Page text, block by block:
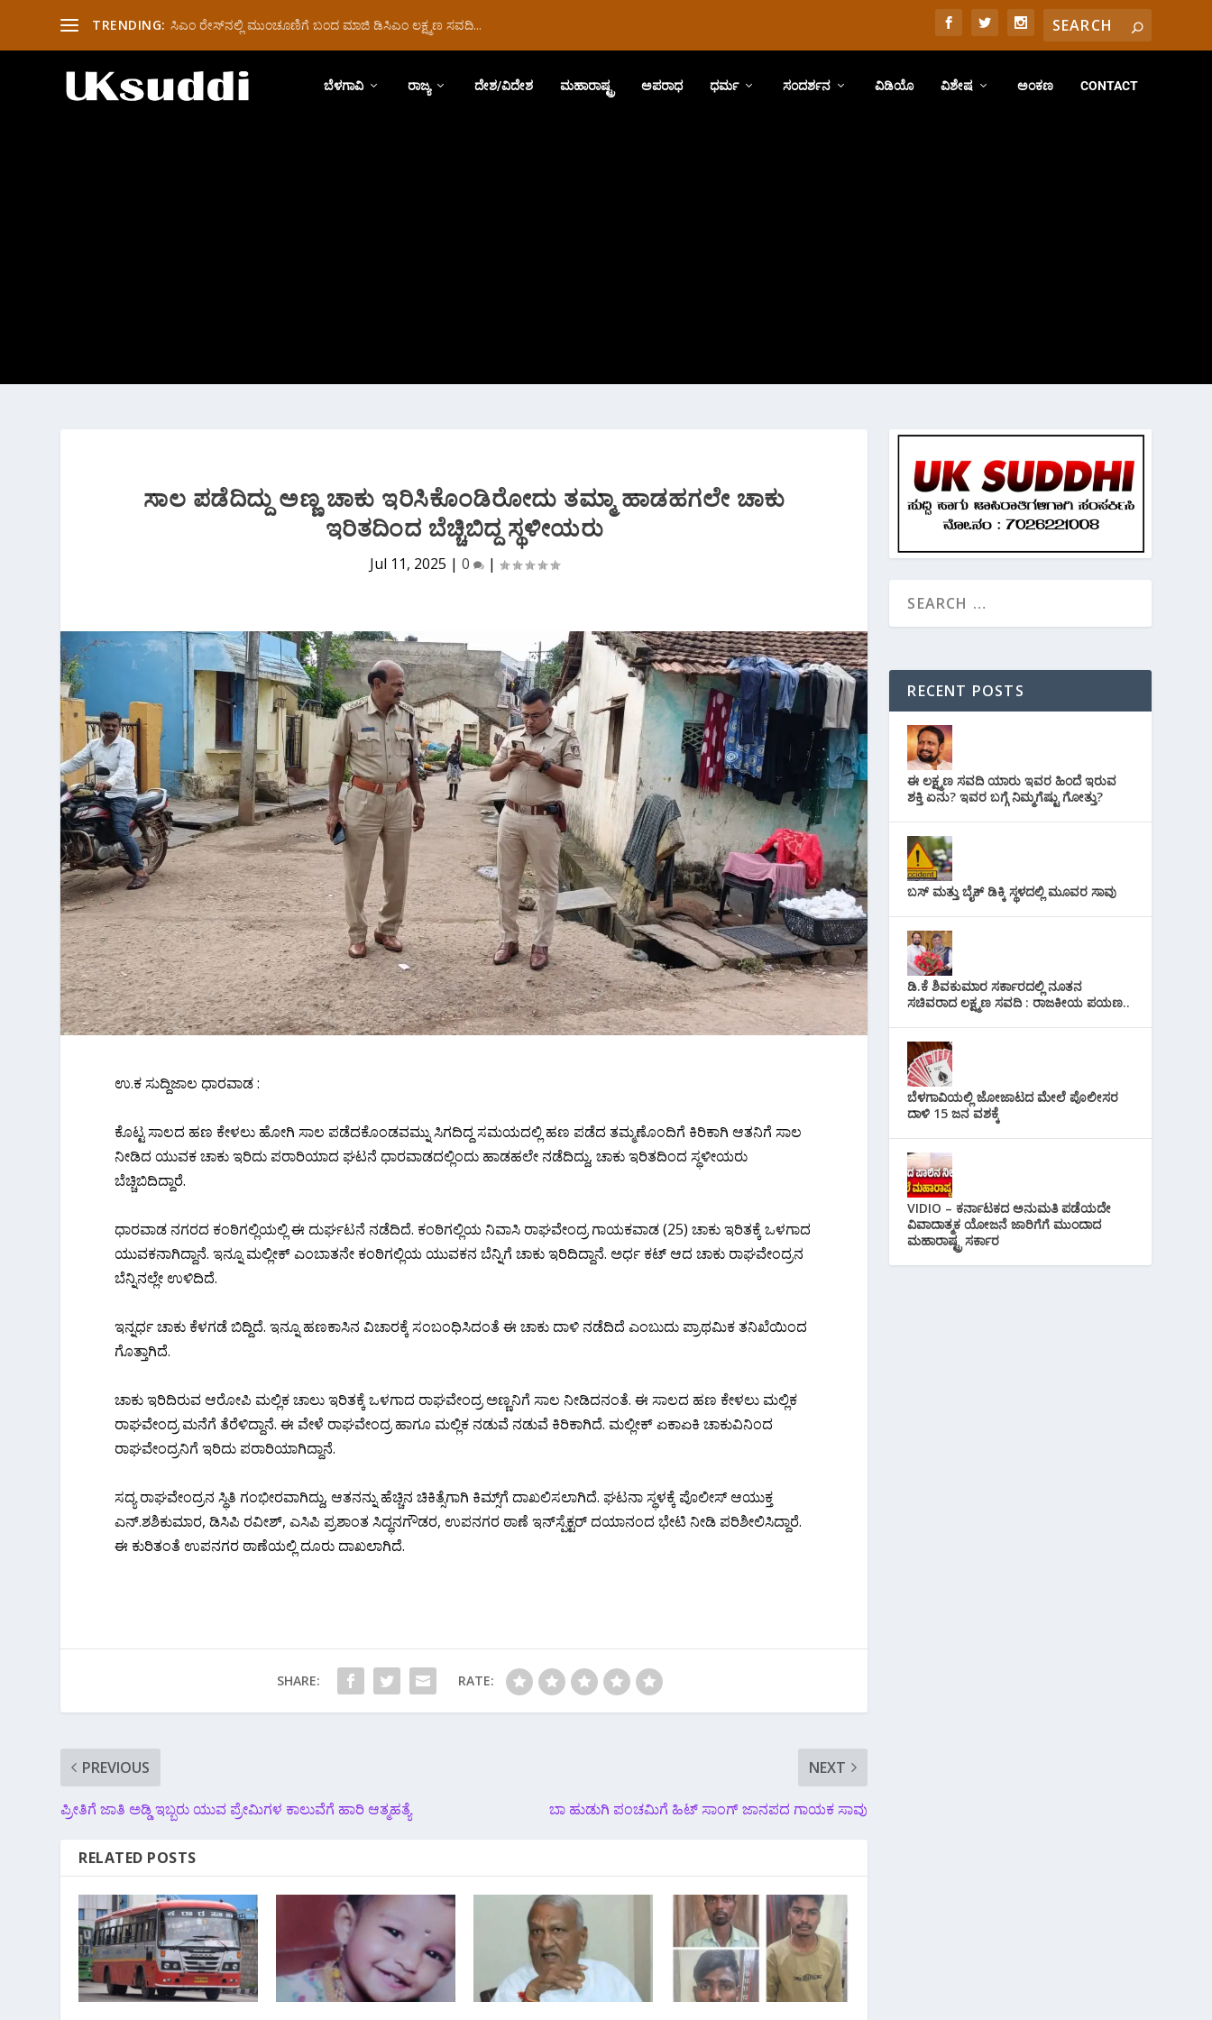
TRENDING: ಸಿಎಂ ರೇಸ್‌ನಲ್ಲಿ ಮುಂಚೂಣಿಗೆ ಬಂದ ಮಾಜಿ ಡಿಸಿಎಂ ಲಕ್ಷ್ಮಣ ಸವದಿ...
ಬೆಳಗಾವಿ ರಾಜ್ಯ ದೇಶ/ವಿದೇಶ ಮಹಾರಾಷ್ಟ್ರ ಅಪರಾಧ ಧರ್ಮ ಸಂದರ್ಶನ ವಿಡಿಯೊ ವಿಶೇಷ ಅಂಕಣ CONTACT
ಸಾಲ ಪಡೆದಿದ್ದು ಅಣ್ಣ ಚಾಕು ಇರಿಸಿಕೊಂಡಿರೋದು ತಮ್ಮಾ ಹಾಡಹಗಲೇ ಚಾಕು
ಇರಿತದಿಂದ ಬೆಚ್ಚಿಬಿದ್ದ ಸ್ಥಳೀಯರು
Jul 11, 2025 | 0 |
ಉ.ಕ ಸುದ್ದಿಜಾಲ ಧಾರವಾಡ :
ಕೊಟ್ಟ ಸಾಲದ ಹಣ ಕೇಳಲು ಹೋಗಿ ಸಾಲ ಪಡೆದಕೊಂಡವಮ್ನು ಸಿಗದಿದ್ದ ಸಮಯದಲ್ಲಿ ಹಣ ಪಡೆದ ತಮ್ಮಣೊಂದಿಗೆ ಕಿರಿಕಾಗಿ ಆತನಿಗೆ ಸಾಲ
ನೀಡಿದ ಯುವಕ ಚಾಕು ಇರಿದು ಪರಾರಿಯಾದ ಘಟನೆ ಧಾರವಾಡದಲ್ಲಿಂದು ಹಾಡಹಲೇ ನಡೆದಿದ್ದು, ಚಾಕು ಇರಿತದಿಂದ ಸ್ಥಳೀಯರು
ಬೆಚ್ಚಿಬಿದಿದ್ದಾರೆ.
ಧಾರವಾಡ ನಗರದ ಕಂಠಿಗಲ್ಲಿಯಲ್ಲಿ ಈ ದುರ್ಘಟನೆ ನಡೆದಿದೆ. ಕಂಠಿಗಲ್ಲಿಯ ನಿವಾಸಿ ರಾಘವೇಂದ್ರ ಗಾಯಕವಾಡ (25) ಚಾಕು ಇರಿತಕ್ಕೆ ಒಳಗಾದ
ಯುವಕನಾಗಿದ್ದಾನೆ. ಇನ್ನೂ ಮಲ್ಲೀಕ್ ಎಂಬಾತನೇ ಕಂಠಿಗಲ್ಲಿಯ ಯುವಕನ ಬೆನ್ನಿಗೆ ಚಾಕು ಇರಿದಿದ್ದಾನೆ. ಅರ್ಧ ಕಟ್ ಆದ ಚಾಕು ರಾಘವೇಂದ್ರನ
ಬೆನ್ನಿನಲ್ಲೇ ಉಳಿದಿದೆ.
ಇನ್ನರ್ಧ ಚಾಕು ಕೆಳಗಡೆ ಬಿದ್ದಿದೆ. ಇನ್ನೂ ಹಣಕಾಸಿನ ವಿಚಾರಕ್ಕೆ ಸಂಬಂಧಿಸಿದಂತೆ ಈ ಚಾಕು ದಾಳಿ ನಡೆದಿದೆ ಎಂಬುದು ಪ್ರಾಥಮಿಕ ತನಿಖೆಯಿಂದ
ಗೊತ್ತಾಗಿದೆ.
ಚಾಕು ಇರಿದಿರುವ ಆರೋಪಿ ಮಲ್ಲಿಕ ಚಾಲು ಇರಿತಕ್ಕೆ ಒಳಗಾದ ರಾಘವೇಂದ್ರ ಅಣ್ಣನಿಗೆ ಸಾಲ ನೀಡಿದನಂತೆ. ಈ ಸಾಲದ ಹಣ ಕೇಳಲು ಮಲ್ಲಿಕ‌
ರಾಘವೇಂದ್ರ ಮನೆಗೆ ತೆರೆಳಿದ್ದಾನೆ. ಈ ವೇಳೆ ರಾಘವೇಂದ್ರ ಹಾಗೂ ಮಲ್ಲಿಕ ನಡುವೆ ನಡುವೆ ಕಿರಿಕಾಗಿದೆ. ಮಲ್ಲೀಕ್ ಏಕಾಏಕಿ ಚಾಕುವಿನಿಂದ
ರಾಘವೇಂದ್ರನಿಗೆ ಇರಿದು ಪರಾರಿಯಾಗಿದ್ದಾನೆ.
ಸದ್ಯ ರಾಘವೇಂದ್ರನ ಸ್ಥಿತಿ ಗಂಭೀರವಾಗಿದ್ದು, ಆತನನ್ನು ಹೆಚ್ಚಿನ ಚಿಕಿತ್ಸೆಗಾಗಿ ಕಿಮ್ಸ್‌ಗೆ ದಾಖಲಿಸಲಾಗಿದೆ. ಘಟನಾ ಸ್ಥಳಕ್ಕೆ ಪೊಲೀಸ್ ಆಯುಕ್ತ
ಎನ್.ಶಶಿಕುಮಾರ, ಡಿಸಿಪಿ ರವೀಶ್, ಎಸಿಪಿ ಪ್ರಶಾಂತ ಸಿದ್ಧನಗೌಡರ, ಉಪನಗರ ಠಾಣೆ ಇನ್‌ಸ್ಪೆಕ್ಟರ್ ದಯಾನಂದ ಭೇಟಿ ನೀಡಿ ಪರಿಶೀಲಿಸಿದ್ದಾರೆ.
ಈ ಕುರಿತಂತೆ ಉಪನಗರ ಠಾಣೆಯಲ್ಲಿ ದೂರು ದಾಖಲಾಗಿದೆ.
SHARE: RATE:
PREVIOUS
ಪ್ರೀತಿಗೆ ಜಾತಿ ಅಡ್ಡಿ ಇಬ್ಬರು ಯುವ ಪ್ರೇಮಿಗಳ ಕಾಲುವೆಗೆ ಹಾರಿ ಆತ್ಮಹತ್ಯೆ
NEXT
ಬಾ ಹುಡುಗಿ ಪಂಚಮಿಗೆ ಹಿಟ್ ಸಾಂಗ್ ಜಾನಪದ ಗಾಯಕ ಸಾವು
RELATED POSTS
RECENT POSTS
ಈ ಲಕ್ಷ್ಮಣ ಸವದಿ ಯಾರು ಇವರ ಹಿಂದೆ ಇರುವ
ಶಕ್ತಿ ಏನು? ಇವರ ಬಗ್ಗೆ ನಿಮ್ಮಗೆಷ್ಟು ಗೋತ್ತು?
ಬಸ್ ಮತ್ತು ಬೈಕ್ ಡಿಕ್ಕಿ ಸ್ಥಳದಲ್ಲಿ ಮೂವರ ಸಾವು
ಡಿ.ಕೆ ಶಿವಕುಮಾರ ಸರ್ಕಾರದಲ್ಲಿ ನೂತನ
ಸಚಿವರಾದ ಲಕ್ಷ್ಮಣ ಸವದಿ : ರಾಜಕೀಯ ಪಯಣ..
ಬೆಳಗಾವಿಯಲ್ಲಿ ಜೋಜಾಟದ ಮೇಲೆ ಪೊಲೀಸರ
ದಾಳಿ 15 ಜನ ವಶಕ್ಕೆ
VIDIO – ಕರ್ನಾಟಕದ ಅನುಮತಿ ಪಡೆಯದೇ
ವಿವಾದಾತ್ಮಕ ಯೋಜನೆ ಜಾರಿಗೆಗೆ ಮುಂದಾದ
ಮಹಾರಾಷ್ಟ್ರ ಸರ್ಕಾರ